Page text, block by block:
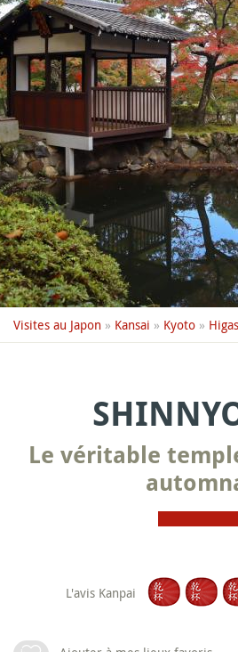
Visites au Japon » Kansai » Kyoto »
Le véritable
L'avis Kanpai